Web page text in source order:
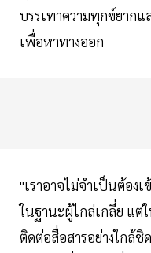
บรรเทาความทุกข์ยากแ
เพื่อหาทางออก
"เราอาจไม่จำเป็นต้องเ
ในฐานะผู้ไกล่เกลี่ย แต่
ติดต่อสื่อสารอย่างใกล้